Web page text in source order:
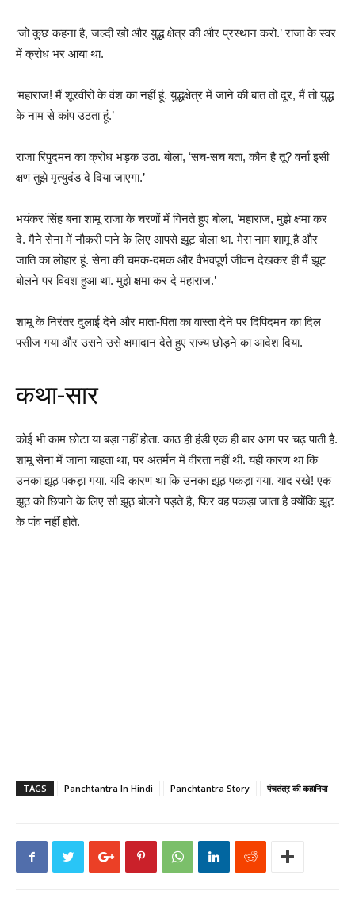
‘जो कुछ कहना है, जल्दी खो और युद्ध क्षेत्र की और प्रस्थान करो.’ राजा के स्वर
में क्रोध भर आया था.
‘महाराज! मैं शूरवीरों के वंश का नहीं हूं. युद्धक्षेत्र में जाने की बात तो दूर, मैं तो युद्ध
के नाम से कांप उठता हूं.’
राजा रिपुदमन का क्रोध भड़क उठा. बोला, ‘सच-सच बता, कौन है तू? वर्ना इसी
क्षण तुझे मृत्युदंड दे दिया जाएगा.’
भयंकर सिंह बना शामू राजा के चरणों में गिनते हुए बोला, ‘महाराज, मुझे क्षमा कर
दे. मैने सेना में नौकरी पाने के लिए आपसे झूट बोला था. मेरा नाम शामू है और
जाति का लोहार हूं. सेना की चमक-दमक और वैभवपूर्ण जीवन देखकर ही मैं झूट
बोलने पर विवश हुआ था. मुझे क्षमा कर दे महाराज.’
शामू के निरंतर दुलाई देने और माता-पिता का वास्ता देने पर दिपिदमन का दिल
पसीज गया और उसने उसे क्षमादान देते हुए राज्य छोड़ने का आदेश दिया.
कथा-सार
कोई भी काम छोटा या बड़ा नहीं होता. काठ ही हंडी एक ही बार आग पर चढ़ पाती है.
शामू सेना में जाना चाहता था, पर अंतर्मन में वीरता नहीं थी. यही कारण था कि
उनका झूठ पकड़ा गया. यदि कारण था कि उनका झूठ पकड़ा गया. याद रखे! एक
झूठ को छिपाने के लिए सौ झूठ बोलने पड़ते है, फिर वह पकड़ा जाता है क्योंकि झूट
के पांव नहीं होते.
TAGS Panchtantra In Hindi Panchtantra Story पंचतंत्र की कहानिया